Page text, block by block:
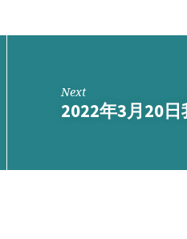
Next
2022年3月20